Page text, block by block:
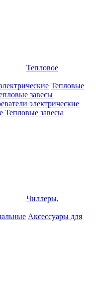
Тепловое
Тепловые
завесы
электрические
Тепловые завесы
Чиллеры,
Аксессуары для